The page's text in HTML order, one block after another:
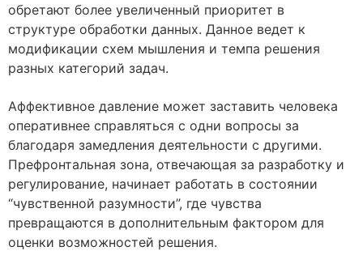
обретают более увеличенный приоритет в
структуре обработки данных. Данное ведет к
модификации схем мышления и темпа решения
разных категорий задач.
Аффективное давление может заставить человека
оперативнее справляться с одни вопросы за
благодаря замедления деятельности с другими.
Префронтальная зона, отвечающая за разработку и
регулирование, начинает работать в состоянии
“чувственной разумности”, где чувства
превращаются в дополнительным фактором для
оценки возможностей решения.